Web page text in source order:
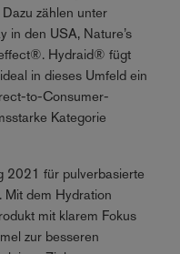
zählen unter
in den USA, Nature’s
Hydraid® fügt
in dieses Umfeld ein
to-Consumer-
Kategorie
2021 für pulverbasierte
dem Hydration
mit klarem Fokus
zur besseren